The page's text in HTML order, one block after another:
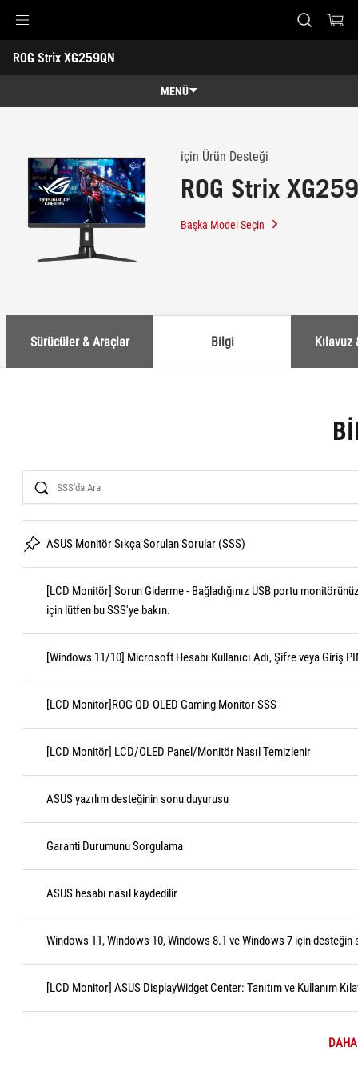
Accessibility links
Skip to content
Accessibility Help
Skip to Menu
ASUS Footer
ROG Strix XG259QN
-
MENÜ
Genel Bakış
Teknik Özellikler
Ödüller
Galeri
Nereden Satın Alabilirim?
için Ürün Desteği
ROG Strix
Başka Model Seçin
Sürücüler & Araçlar Bilgi Kılavuz
Search
ASUS Monitör Sıkça Sorulan Sorular (SSS)
[LCD Monitör] Sorun Giderme - Bağladığınız USB portu
için lütfen bu SSS'ye bakın.
[Windows 11/10] Microsoft Hesabı Kullanıcı Adı, Şifre veya Giriş
[LCD Monitor]ROG QD-OLED Gaming Monitor SSS
[LCD Monitör] LCD/OLED Panel/Monitör Nasıl Temizlenir
ASUS yazılım desteğinin sonu duyurusu
Garanti Durumunu Sorgulama
ASUS hesabı nasıl kaydedilir
Windows 11, Windows 10, Windows 8.1 ve Windows 7 için desteğin
[LCD Monitor] ASUS DisplayWidget Center: Tanıtım ve Kullanım